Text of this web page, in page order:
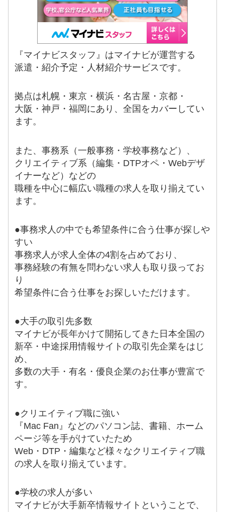
『マイナビスタッフ』はマイナビが運営する
派遣・紹介予定・人材紹介サービスです。
拠点は札幌・東京・横浜・名古屋・京都・
大阪・神戸・福岡にあり、全国をカバーしてい
ます。
また、事務系（一般事務・学校事務など）、
クリエイティブ系（編集・DTPオペ・Webデザ
イナーなど）などの
職種を中心に幅広い職種の求人を取り揃えてい
ます。
●事務求人の中でも希望条件に合う仕事が探しや
すい
事務求人が求人全体の4割を占めており、
事務経験の有無を問わない求人も取り扱ってお
り
希望条件に合う仕事をお探しいただけます。
●大手の取引先多数
マイナビが長年かけて開拓してきた日本全国の
新卒・中途採用情報サイトの取引先企業をはじ
め、
多数の大手・有名・優良企業のお仕事が豊富で
す。
●クリエイティブ職に強い
『Mac Fan』などのパソコン誌、書籍、ホーム
ページ等を手がけていたため
Web・DTP・編集など様々なクリエイティブ職
の求人を取り揃えています。
●学校の求人が多い
マイナビが大手新卒情報サイトということで、